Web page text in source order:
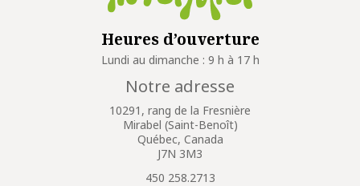
Heures d’ouverture
Lundi au dimanche : 9 h à 17 h
Notre adresse
10291, rang de la Fresnière
Mirabel (Saint-Benoît)
Québec, Canada
J7N 3M3
450 258.2713